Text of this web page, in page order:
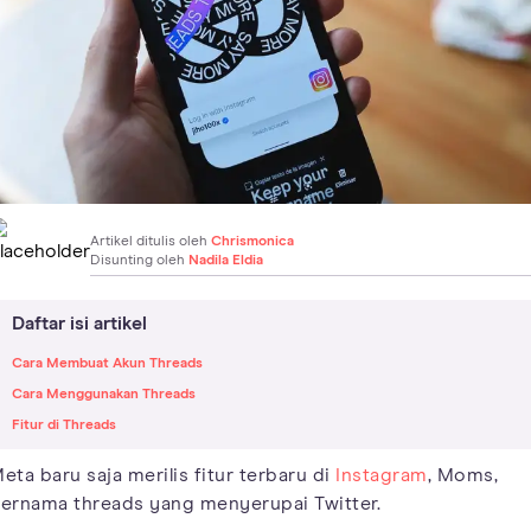
Artikel ditulis oleh Chrismonica
Disunting oleh Nadila Eldia
Daftar isi artikel
Cara Membuat Akun Threads
Cara Menggunakan Threads
Fitur di Threads
baru saja merilis fitur terbaru di Instagram, Moms,
threads yang menyerupai Twitter.